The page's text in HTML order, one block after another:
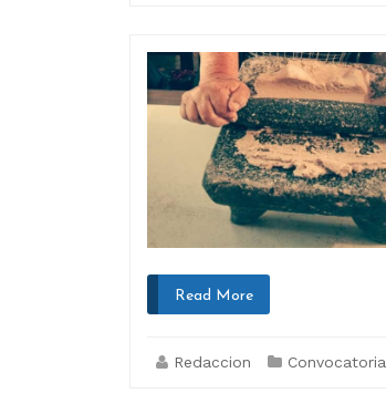
Read More
Redaccion Convocatoria